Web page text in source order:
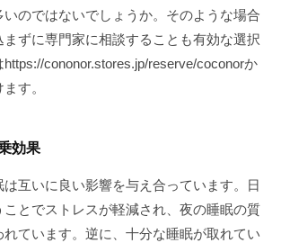
いのではないでしょうか。そのような場合
まずに専門家に相談することも有効な選択
cononor.stores.jp/reserve/coconorか
す。
効果
互いに良い影響を与え合っています。日
とでストレスが軽減され、夜の睡眠の質
れています。逆に、十分な睡眠が取れてい